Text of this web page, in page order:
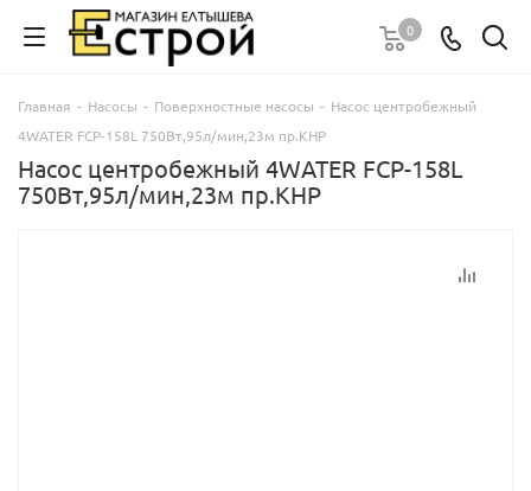
0
Главная - Насосы - Поверхностные насосы - Насос центробежный
4WATER FCP-158L 750Вт,95л/мин,23м пр.КНР
Насос центробежный 4WATER FCP-158L
750Вт,95л/мин,23м пр.КНР